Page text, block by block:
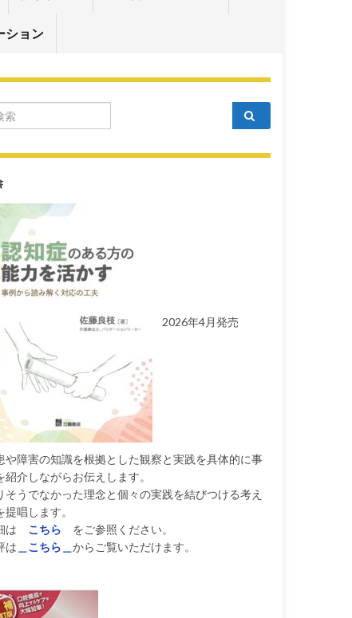
ション
for:
2026年4月発売
や障害の知識を根拠とした観察と実践を具体的に事
紹介しながらお伝えします。
そうでなかった理念と個々の実践を結びつける考え
提唱します。
は
こちら
をご参照ください。
は ＿こちら＿ からご覧いただけます。